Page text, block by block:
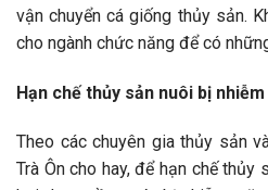
vận chuyển cá giống thủy sản.
cho ngành chức năng để có
Hạn chế thủy sản nuôi bị
Theo các chuyên gia thủy sản
Trà Ôn cho hay, để hạn chế